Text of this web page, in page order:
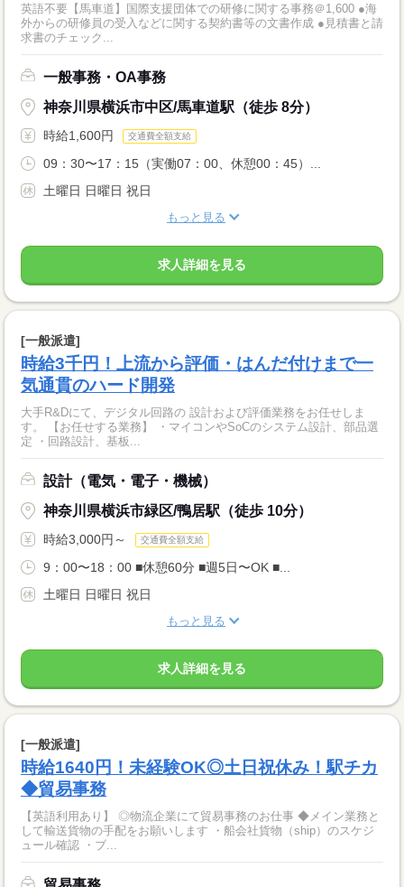
英語不要【馬車道】国際支援団体での研修に関する事務＠1,600 ●海
外からの研修員の受入などに関する契約書等の文書作成 ●見積書と請
求書のチェック...
一般事務・OA事務
神奈川県横浜市中区/馬車道駅（徒歩 8分）
時給1,600円 交通費全額支給
09：30〜17：15（実働07：00、休憩00：45）...
土曜日 日曜日 祝日
もっと見る
求人詳細を見る
[一般派遣]
時給3千円！上流から評価・はんだ付けまで一
気通貫のハード開発
大手R&Dにて、デジタル回路の 設計および評価業務をお任せしま
す。 【お任せする業務】 ・マイコンやSoCのシステム設計、部品選
定 ・回路設計、基板...
設計（電気・電子・機械）
神奈川県横浜市緑区/鴨居駅（徒歩 10分）
時給3,000円～ 交通費全額支給
9：00〜18：00 ■休憩60分 ■週5日〜OK ■...
土曜日 日曜日 祝日
もっと見る
求人詳細を見る
[一般派遣]
時給1640円！未経験OK◎土日祝休み！駅チカ
◆貿易事務
【英語利用あり】 ◎物流企業にて貿易事務のお仕事 ◆メイン業務と
して輸送貨物の手配をお願いします ・船会社貨物（ship）のスケジ
ュール確認 ・ブ...